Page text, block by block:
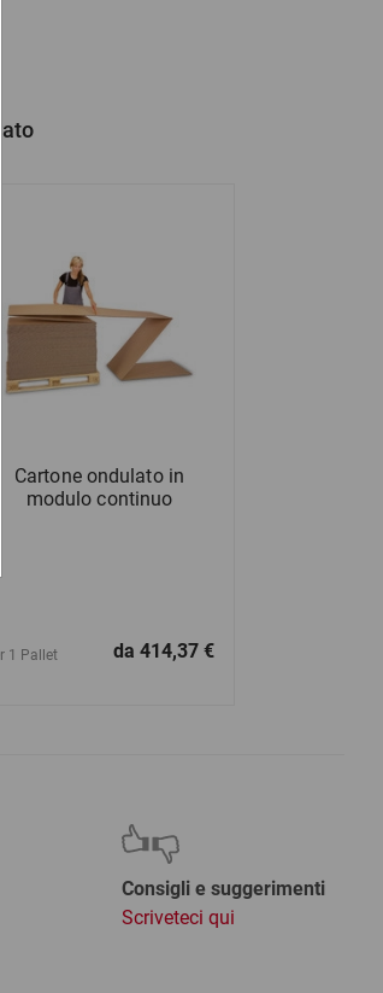
Cartone ondulato in
modulo continuo
1 Pallet da 414,37 €
Consigli e suggerimenti
Scriveteci qui